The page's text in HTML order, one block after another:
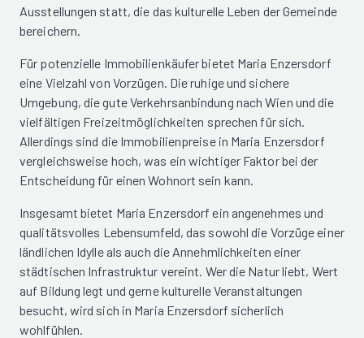
Ausstellungen statt, die das kulturelle Leben der Gemeinde
bereichern.
Für potenzielle Immobilienkäufer bietet Maria Enzersdorf
eine Vielzahl von Vorzügen. Die ruhige und sichere
Umgebung, die gute Verkehrsanbindung nach Wien und die
vielfältigen Freizeitmöglichkeiten sprechen für sich.
Allerdings sind die Immobilienpreise in Maria Enzersdorf
vergleichsweise hoch, was ein wichtiger Faktor bei der
Entscheidung für einen Wohnort sein kann.
Insgesamt bietet Maria Enzersdorf ein angenehmes und
qualitätsvolles Lebensumfeld, das sowohl die Vorzüge einer
ländlichen Idylle als auch die Annehmlichkeiten einer
städtischen Infrastruktur vereint. Wer die Natur liebt, Wert
auf Bildung legt und gerne kulturelle Veranstaltungen
besucht, wird sich in Maria Enzersdorf sicherlich
wohlfühlen.